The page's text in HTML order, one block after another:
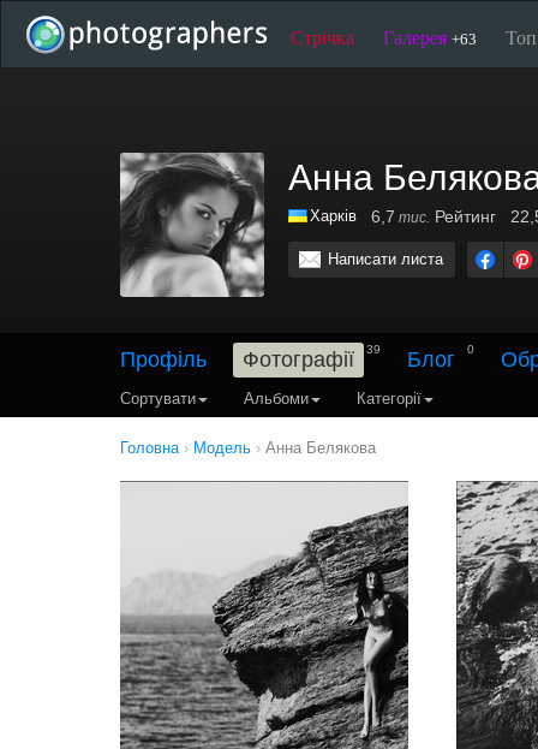
Стрічка Галерея +63
Анна
Харків 6,7 тис. Рейтинг
Написати листа
Профіль Фотографії 39 Блог 0
Сортувати Альбоми Категорії
Головна› Модель › Анна Белякова